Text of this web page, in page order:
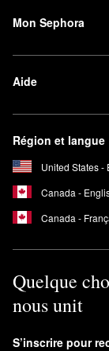
Mon Sephora
Aide
Région et langue
United States -
Canada -
Canada -
Quelque
nous unit
S’inscrire pour